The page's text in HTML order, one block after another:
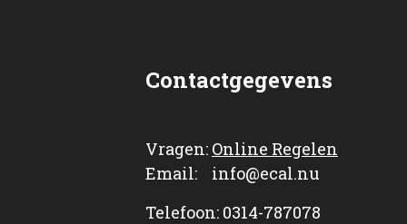
Contactgegevens
Vragen: Online Regelen
Email: info@ecal.nu
Telefoon: 0314-787078